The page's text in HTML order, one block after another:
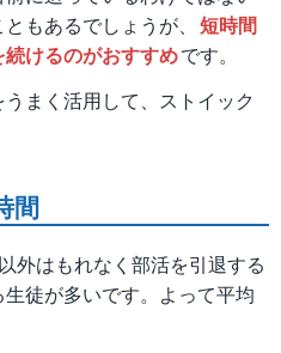
もあるでしょうが、 短時間
けるのがおすすめです。
まく活用して、ストイック
間
外はもれなく部活を引退する
徒が多いです。よって平均